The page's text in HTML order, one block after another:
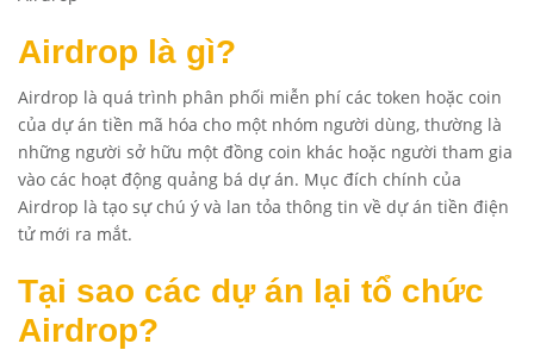
Airdrop là gì?
Airdrop là quá trình phân phối miễn phí các token hoặc coin
của dự án tiền mã hóa cho một nhóm người dùng, thường là
những người sở hữu một đồng coin khác hoặc người tham gia
vào các hoạt động quảng bá dự án. Mục đích chính của
Airdrop là tạo sự chú ý và lan tỏa thông tin về dự án tiền điện
tử mới ra mắt.
Tại sao các dự án lại tổ chức
Airdrop?